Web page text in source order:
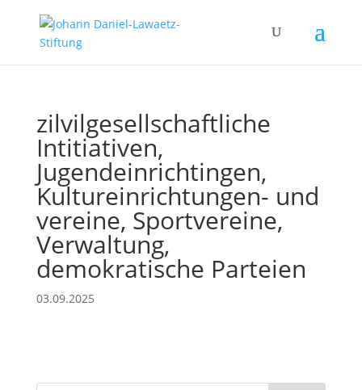
zilvilgesellschaftliche
Intitiativen,
Jugendeinrichtingen,
Kultureinrichtungen- und
vereine, Sportvereine,
Verwaltung,
demokratische Parteien
03.09.2025